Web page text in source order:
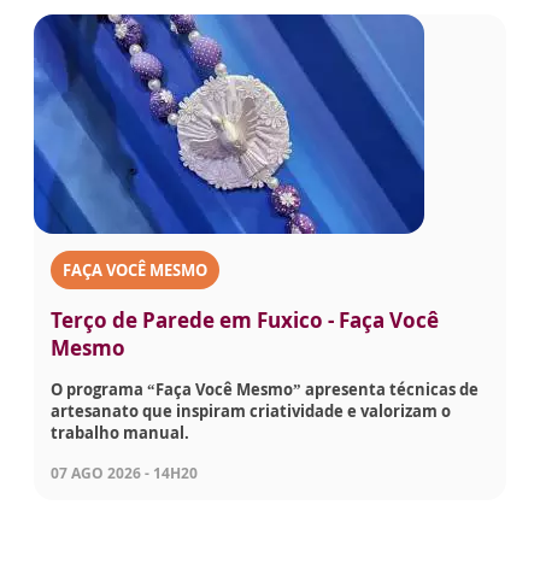
FAÇA VOCÊ MESMO
Terço de Parede em Fuxico - Faça Você
Mesmo
O programa “Faça Você Mesmo” apresenta técnicas de
artesanato que inspiram criatividade e valorizam o
trabalho manual.
07 AGO 2026 - 14H20